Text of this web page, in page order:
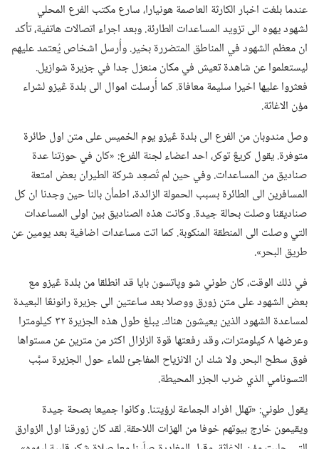
عندما بلغت اخبار الكارثة العاصمة هونيارا،‏ سارع مكتب الفرع المحلي
لشهود يهوه الى تزويد المساعدات الطارئة.‏ وبعد اجراء اتصالات هاتفية،‏ تأكد
ان معظم الشهود في المناطق المتضررة بخير.‏ وأُرسل اشخاص يُعتمد عليهم
ليستعلموا عن شاهدة تعيش في مكان منعزل جدا في جزيرة شوازيل.‏
فعثروا عليها اخيرا سليمة معافاة.‏ كما أُرسلت اموال الى بلدة ڠيزو لشراء
مؤن الاغاثة.‏
وصل مندوبان من الفرع الى بلدة ڠيزو يوم الخميس على متن اول طائرة
متوفرة.‏ يقول كريڠ توكر،‏ احد اعضاء لجنة الفرع:‏ «كان في حوزتنا عدة
صناديق من المساعدات.‏ وفي حين لم تُصعِد شركة الطيران بعض امتعة
المسافرين الى الطائرة بسبب الحمولة الزائدة،‏ اطمأن بالنا حين وجدنا ان كل
صناديقنا وصلت بحالة جيدة.‏ وكانت هذه الصناديق بين اولى المساعدات
التي وصلت الى المنطقة المنكوبة.‏ كما اتت مساعدات اضافية بعد يومين عن
طريق البحر».‏
في ذلك الوقت،‏ كان طوني شو وپاتسون بايا قد انطلقا من بلدة ڠيزو مع
بعض الشهود على متن زورق ووصلا بعد ساعتين الى جزيرة رانونڠا البعيدة
لمساعدة الشهود الذين يعيشون هناك.‏ يبلغ طول هذه الجزيرة ٣٢ كيلومترا
وعرضها ٨ كيلومترات،‏ وقد رفعتها قوة الزلزال اكثر من مترين عن مستواها
فوق سطح البحر.‏ ولا شك ان الانزياح المفاجئ للماء حول الجزيرة سبَّب
التسونامي الذي ضرب الجزر المحيطة.‏
يقول طوني:‏ «تهلل افراد الجماعة لرؤيتنا.‏ وكانوا جميعا بصحة جيدة
ويقيمون خارج بيوتهم خوفا من الهزات اللاحقة.‏ لقد كان زورقنا اول الزوارق